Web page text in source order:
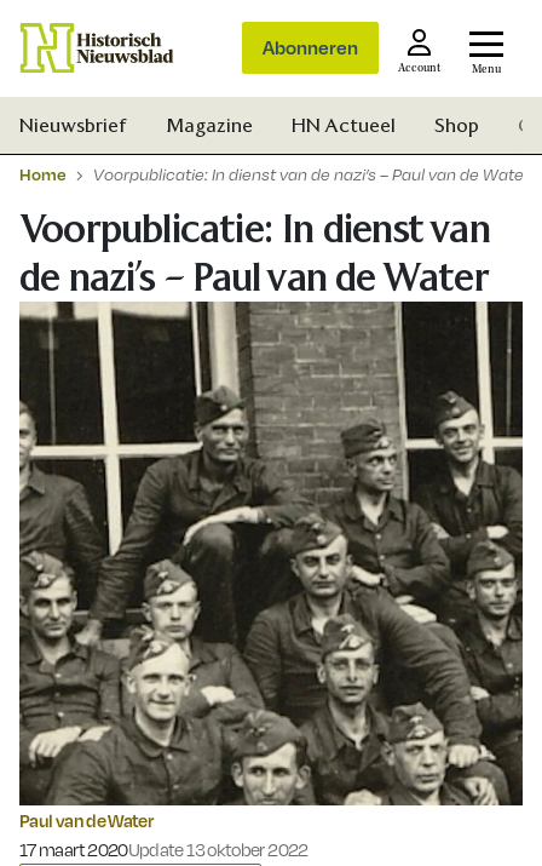
Abonneren
Account Menu
Zoek
Nieuwsbrief Magazine HN Actueel Shop
Home Voorpublicatie: In dienst van de nazi’s – Paul van de Water
Voorpublicatie: In dienst van
de nazi’s – Paul van de Water
Paul van de Water
Gepubliceerd op:
17 maart 2020Update 13 oktober 2022